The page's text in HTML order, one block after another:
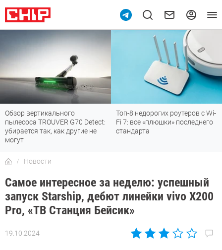
Обзор вертикального
пылесоса TROUVER G70 Detect:
убирается так, как другие не
могут
Топ-8 недорогих роутеров с Wi-
Fi 7: все «плюшки» последнего
стандарта
Новости
Самое интересное за неделю: успешный
запуск Starship, дебют линейки vivo X200
Pro, «ТВ Станция Бейсик»
19.10.2024
Автор: